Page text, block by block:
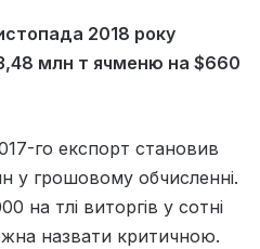
2018 року
млн т ячменю на $660
го експорт становив
у грошовому обчисленні.
на тлі виторгів у сотні
назвати критичною.